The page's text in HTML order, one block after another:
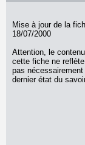
Mise à jour de la
18/07/2000
Attention, le
cette fiche ne reflète
pas nécessairement
dernier état du